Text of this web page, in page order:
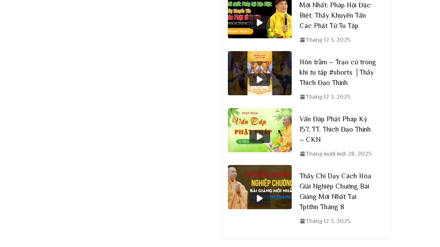
Mới Nhất: Pháp Hội Đặc
Biệt: Thầy Khuyến Tấn
Các Phật Tử Tu Tập
Tháng 12 3, 2025
Hôn trầm – Trạo cử trong
khi tu tập #shorts │Thầy
Thích Đạo Thịnh
Tháng 12 3, 2025
Vấn Đáp Phật Pháp Kỳ
157, TT. Thích Đạo Thịnh
– CKN
Tháng mười một 28, 2025
Thầy Chỉ Dạy Cách Hóa
Giải Nghiệp Chướng Bài
Giảng Mới Nhất Tại
Tptthn Tháng 8
Tháng 12 3, 2025